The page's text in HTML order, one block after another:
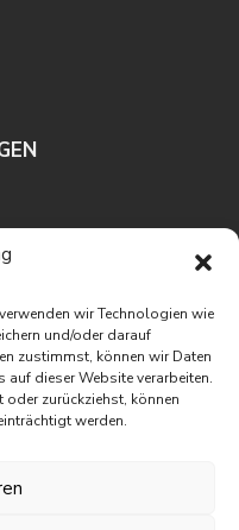
wir Technologien wie
und/oder darauf
zustimmst, können wir Daten
auf dieser Website verarbeiten.
zurückziehst, können
werden.